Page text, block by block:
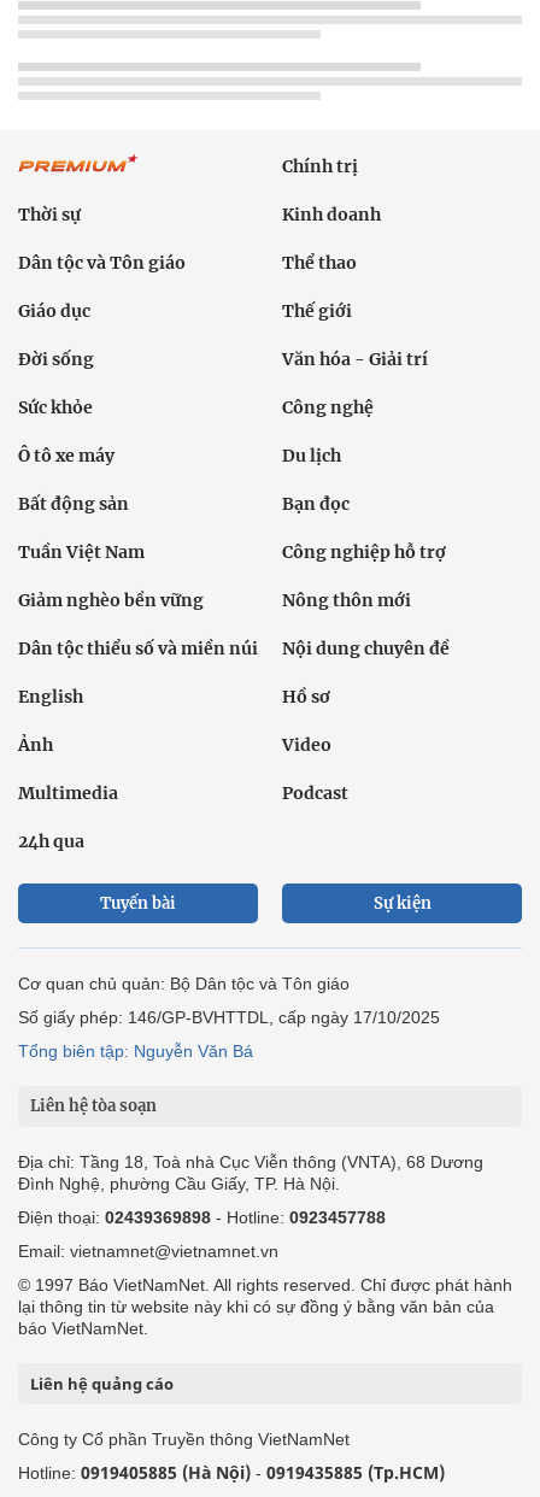
Chính trị
Thời sự Kinh doanh
Dân tộc và Tôn giáo Thể thao
Giáo dục Thế giới
Đời sống Văn hóa - Giải trí
Sức khỏe Công nghệ
Ô tô xe máy Du lịch
Bất động sản Bạn đọc
Tuần Việt Nam Công nghiệp hỗ trợ
Giảm nghèo bền vững Nông thôn mới
Dân tộc thiểu số và miền núi Nội dung chuyên đề
English Hồ sơ
Ảnh Video
Multimedia Podcast
24h qua
Tuyến bài Sự kiện
Cơ quan chủ quản: Bộ Dân tộc và Tôn giáo
Số giấy phép: 146/GP-BVHTTDL, cấp ngày 17/10/2025
Tổng biên tập: Nguyễn Văn Bá
Liên hệ tòa soạn
Địa chỉ: Tầng 18, Toà nhà Cục Viễn thông (VNTA), 68 Dương
Đình Nghệ, phường Cầu Giấy, TP. Hà Nội.
Điện thoại: 02439369898 - Hotline: 0923457788
Email: vietnamnet@vietnamnet.vn
© 1997 Báo VietNamNet. All rights reserved. Chỉ được phát hành
lại thông tin từ website này khi có sự đồng ý bằng văn bản của
báo VietNamNet.
Liên hệ quảng cáo
Công ty Cổ phần Truyền thông VietNamNet
Hotline: 0919405885 (Hà Nội) - 0919435885 (Tp.HCM)